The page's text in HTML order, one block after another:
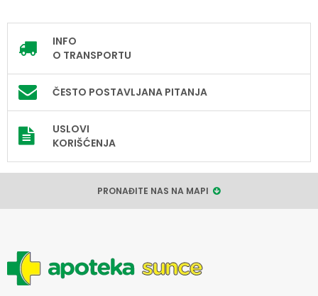
INFO
O TRANSPORTU
ČESTO POSTAVLJANA PITANJA
USLOVI
KORIŠĆENJA
PRONAĐITE NAS NA MAPI